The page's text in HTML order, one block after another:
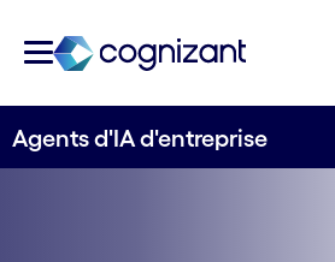
Agents d'IA d'entreprise